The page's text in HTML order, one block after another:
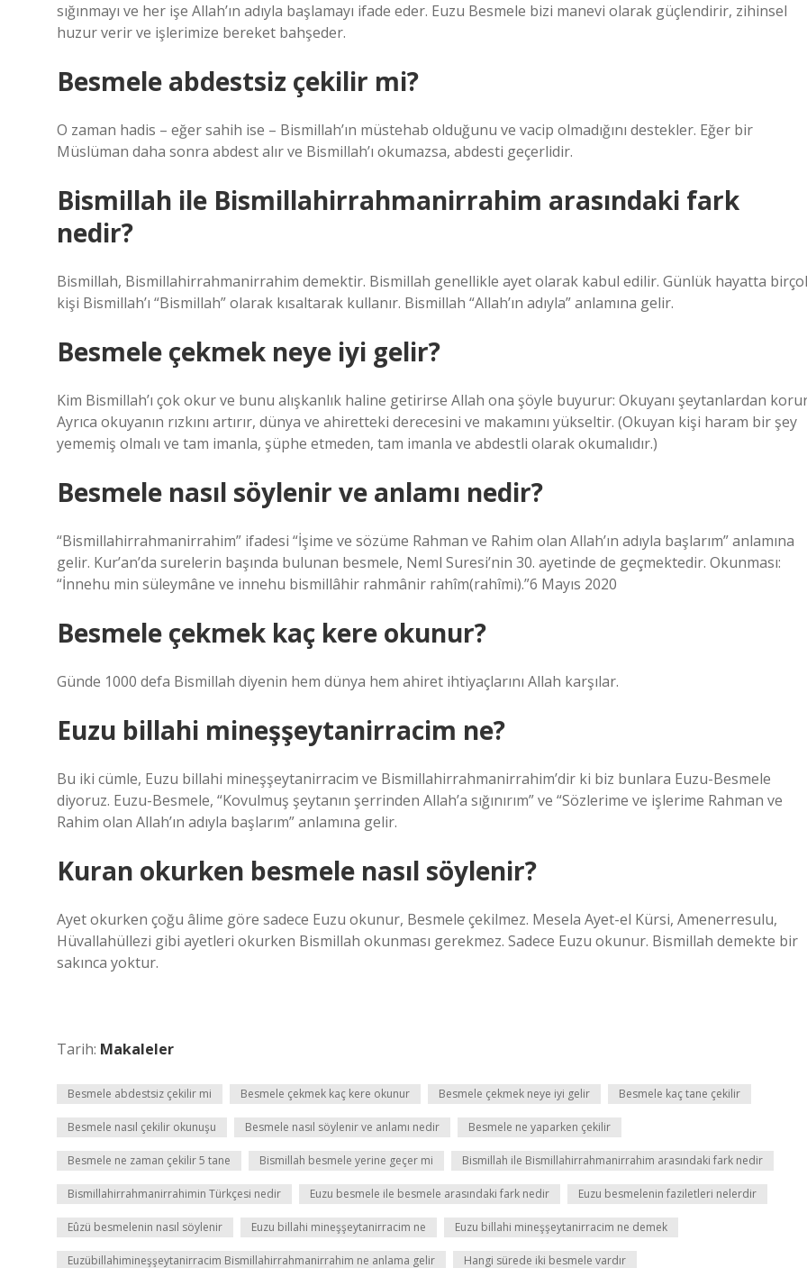
sığınmayı ve her işe Allah’ın adıyla başlamayı ifade eder. Euzu Besmele bizi manevi olarak güçlendirir, zihinsel
huzur verir ve işlerimize bereket bahşeder.
Besmele abdestsiz çekilir mi?
O zaman hadis – eğer sahih ise – Bismillah’ın müstehab olduğunu ve vacip olmadığını destekler. Eğer bir
Müslüman daha sonra abdest alır ve Bismillah’ı okumazsa, abdesti geçerlidir.
Bismillah ile Bismillahirrahmanirrahim arasındaki fark
nedir?
Bismillah, Bismillahirrahmanirrahim demektir. Bismillah genellikle ayet olarak kabul edilir. Günlük hayatta
kişi Bismillah’ı “Bismillah” olarak kısaltarak kullanır. Bismillah “Allah’ın adıyla” anlamına gelir.
Besmele çekmek neye iyi gelir?
Kim Bismillah’ı çok okur ve bunu alışkanlık haline getirirse Allah ona şöyle buyurur: Okuyanı şeytanlardan
Ayrıca okuyanın rızkını artırır, dünya ve ahiretteki derecesini ve makamını yükseltir. (Okuyan kişi haram bir şey
yememiş olmalı ve tam imanla, şüphe etmeden, tam imanla ve abdestli olarak okumalıdır.)
Besmele nasıl söylenir ve anlamı nedir?
“Bismillahirrahmanirrahim” ifadesi “İşime ve sözüme Rahman ve Rahim olan Allah’ın adıyla başlarım” anlamına
gelir. Kur’an’da surelerin başında bulunan besmele, Neml Suresi’nin 30. ayetinde de geçmektedir. Okunması:
“İnnehu min süleymâne ve innehu bismillâhir rahmânir rahîm(rahîmi).”6 Mayıs 2020
Besmele çekmek kaç kere okunur?
Günde 1000 defa Bismillah diyenin hem dünya hem ahiret ihtiyaçlarını Allah karşılar.
Euzu billahi mineşşeytanirracim ne?
Bu iki cümle, Euzu billahi mineşşeytanirracim ve Bismillahirrahmanirrahim’dir ki biz bunlara Euzu-Besmele
diyoruz. Euzu-Besmele, “Kovulmuş şeytanın şerrinden Allah’a sığınırım” ve “Sözlerime ve işlerime Rahman ve
Rahim olan Allah’ın adıyla başlarım” anlamına gelir.
Kuran okurken besmele nasıl söylenir?
Ayet okurken çoğu âlime göre sadece Euzu okunur, Besmele çekilmez. Mesela Ayet-el Kürsi, Amenerresulu,
Hüvallahüllezi gibi ayetleri okurken Bismillah okunması gerekmez. Sadece Euzu okunur. Bismillah demekte bir
sakınca yoktur.
Tarih: Makaleler
Besmele abdestsiz çekilir mi Besmele çekmek kaç kere okunur Besmele çekmek neye iyi gelir Besmele kaç tane çekilir
Besmele nasıl çekilir okunuşu Besmele nasıl söylenir ve anlamı nedir Besmele ne yaparken çekilir
Besmele ne zaman çekilir 5 tane Bismillah besmele yerine geçer mi Bismillah ile Bismillahirrahmanirrahim arasındaki fark nedir
Bismillahirrahmanirrahimin Türkçesi nedir Euzu besmele ile besmele arasındaki fark nedir Euzu besmelenin faziletleri nelerdir
Eûzü besmelenin nasıl söylenir Euzu billahi mineşşeytanirracim ne Euzu billahi mineşşeytanirracim ne demek
Euzübillahimineşşeytanirracim Bismillahirrahmanirrahim ne anlama gelir Hangi sürede iki besmele vardır